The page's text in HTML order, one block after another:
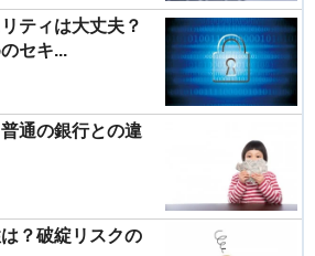
ティは大丈夫？
セキ...
通の銀行との違
？破綻リスクの